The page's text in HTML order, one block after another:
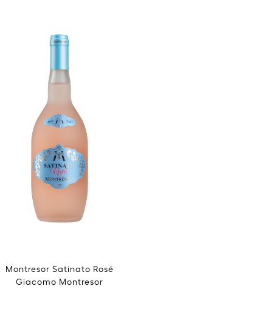
Montresor Satinato Rosé
Giacomo Montresor